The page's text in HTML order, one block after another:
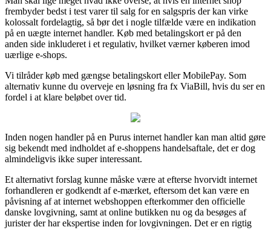
frembyder bedst i test varer til salg for en salgspris der kan virke
kolossalt fordelagtig, så bør det i nogle tilfælde være en indikation
på en uægte internet handler. Køb med betalingskort er på den
anden side inkluderet i et regulativ, hvilket værner køberen imod
uærlige e-shops.
Vi tilråder køb med gængse betalingskort eller MobilePay. Som
alternativ kunne du overveje en løsning fra fx ViaBill, hvis du ser en
fordel i at klare beløbet over tid.
Inden nogen handler på en Purus internet handler kan man altid gøre
sig bekendt med indholdet af e-shoppens handelsaftale, det er dog
almindeligvis ikke super interessant.
Et alternativt forslag kunne måske være at efterse hvorvidt internet
forhandleren er godkendt af e-mærket, eftersom det kan være en
påvisning af at internet webshoppen efterkommer den officielle
danske lovgivning, samt at online butikken nu og da besøges af
jurister der har ekspertise inden for lovgivningen. Det er en rigtig